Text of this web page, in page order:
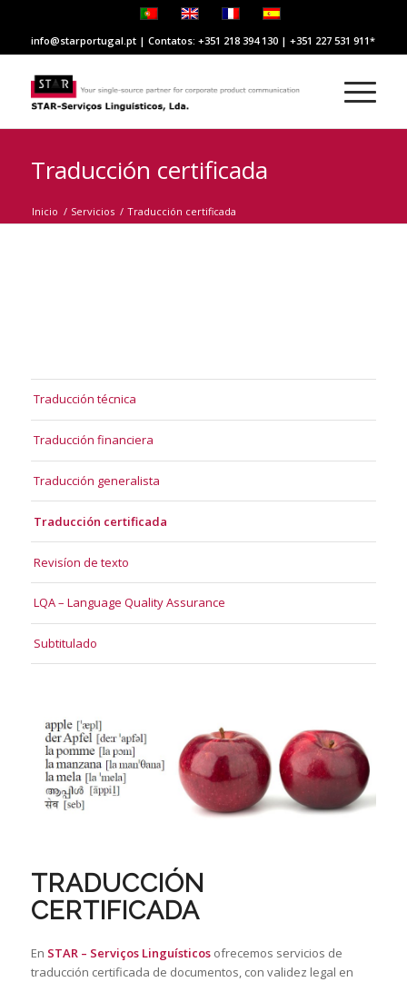
info@starportugal.pt | Contatos: +351 218 394 130 | +351 227 531 911
Traducción certificada
Inicio / Servicios / Traducción certificada
Traducción técnica
Traducción financiera
Traducción generalista
Traducción certificada
Revisíon de texto
LQA – Language Quality Assurance
Subtitulado
TRADUCCIÓN
CERTIFICADA
En STAR – Serviços Linguísticosofrecemos servicios de
traducción certificada de documentos, con validez legal en